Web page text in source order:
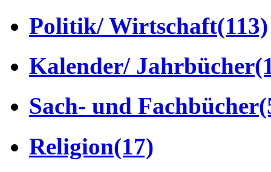
Politik/ Wirtschaft(113)
Kalender/ Jahrbücher
Sach- und Fachbücher
Religion(17)